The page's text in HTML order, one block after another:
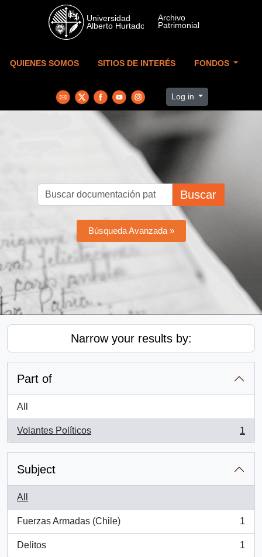
Skip to main content
QUIENES SOMOS SITIOS DE INTERÉS FONDOS
Log in
Buscar
Búsqueda Avanzada »
Narrow your results by:
Part of
All
Volantes Políticos
, 1 results
1
Subject
All
Fuerzas Armadas (Chile)
, 1 results
1
Delitos
, 1 results
1